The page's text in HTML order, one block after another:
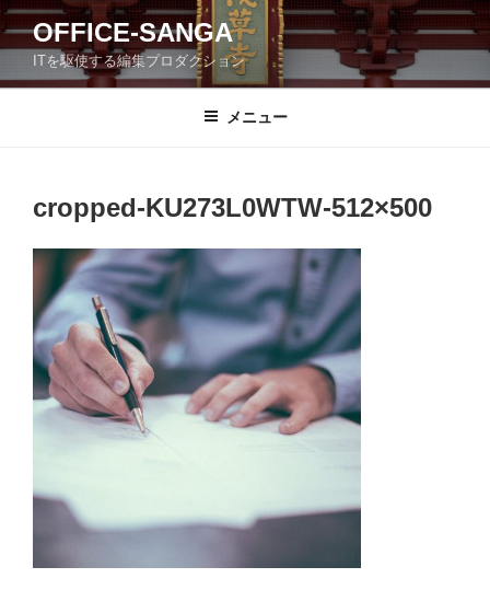
コ
ン
ン
OFFICE-SANGA
ITを駆使する編集プロダクション
メニュー
cropped-KU273L0WTW-512×500